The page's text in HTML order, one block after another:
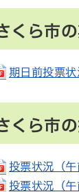
くら市
期日前投票
くら市
投票状況（
投票状況（